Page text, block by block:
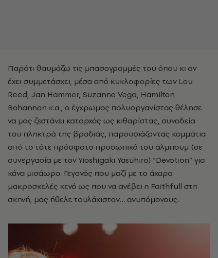
Παρότι θαυμάζω τις μπασογραμμές του όπου κι αν
έχει συμμετάσχει, μέσα από κυκλοφορίες των Lou
Reed, Jan Hammer, Suzanne Vega, Hamilton
Bohannon κ.α., ο έγχρωμος πολυοργανίστας θέλησε
να μας ζεστάνει καταρχάς ως κιθαρίστας, συνοδεία
του πληκτρά της βραδιάς, παρουσιάζοντας κομμάτια
από το τότε πρόσφατο προσωπικό του άλμπουμ (σε
συνεργασία με τον Yioshigaki Yasuhiro) “Devotion” για
κάνα μισάωρο. Γεγονός που μαζί με το άχαρα
μακροσκελές κενό ως που να ανέβει η Faithfull στη
σκηνή, μας ήθελε τουλάχιστον… ανυπόμονους.